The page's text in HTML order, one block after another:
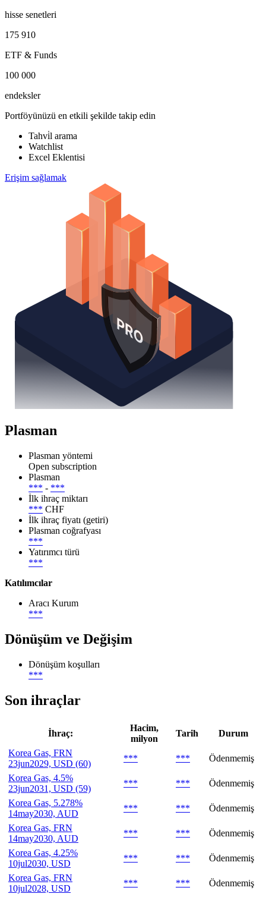
hisse senetleri
175 910
ETF & Funds
100 000
endeksler
Portföyünüzü en etkili şekilde takip edin
Tahvi̇l arama
Watchlist
Excel Eklentisi
Erişim sağlamak
Plasman
Plasman yöntemi
Open subscription
Plasman
*** - ***
İlk ihraç miktarı
*** CHF
İlk ihraç fiyatı (getiri)
Plasman coğrafyası
***
Yatırımcı türü
***
Katılımcılar
Aracı Kurum
***
Dönüşüm ve Değişim
Dönüşüm koşulları
***
Son ihraçlar
İhraç:
Hacim,
milyon
Tarih
Durum
Korea Gas, FRN
23jun2029, USD (60)
*** ***
Ödenmemiş
Korea Gas, 4.5%
23jun2031, USD (59)
*** ***
Ödenmemiş
Korea Gas, 5.278%
14may2030, AUD
*** ***
Ödenmemiş
Korea Gas, FRN
14may2030, AUD
*** ***
Ödenmemiş
Korea Gas, 4.25%
10jul2030, USD
*** ***
Ödenmemiş
Korea Gas, FRN
10jul2028, USD
*** ***
Ödenmemiş